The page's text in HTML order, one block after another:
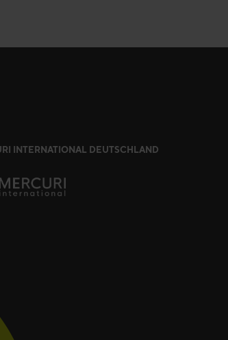
INTERNATIONAL DEUTSCHLAND